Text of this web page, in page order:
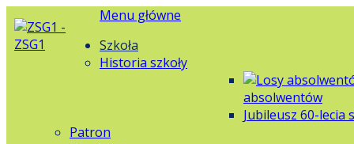
Menu główne
Szkoła
Historia szkoły
absolwentów
Jubileusz 60-lecia
Patron